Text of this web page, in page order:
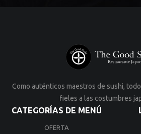
Como auténticos maestros de sushi,
fieles a las costumbres
CATEGORÍAS DE MENÚ
OFERTA